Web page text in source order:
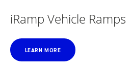
iRamp Vehicle Ramps
LEARN MORE